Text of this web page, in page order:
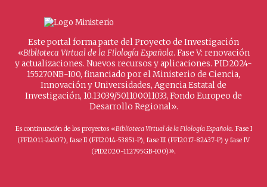
Este portal forma parte del Proyecto de Investigación
«Biblioteca Virtual de la Filología Española. Fase V: renovación
y actualizaciones. Nuevos recursos y aplicaciones. PID2024-
155270NB-I00, financiado por el Ministerio de Ciencia,
Innovación y Universidades, Agencia Estatal de
Investigación, 10.13039/501100011033, Fondo Europeo de
Desarrollo Regional».
Es continuación de los proyectos «Biblioteca Virtual de la Filología Española. Fase I
(FFI2011-24107), fase II (FFI2014-53851-P), fase III (FFI2017-82437-P) y fase IV
(PID2020-112795GB-I00)».